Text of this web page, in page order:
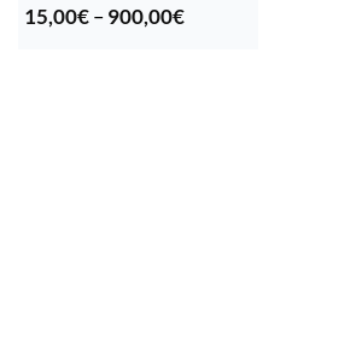
15,00€ – 900,00€Hintaluokka: